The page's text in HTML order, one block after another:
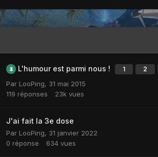
L'humour est parmi nous ! 1 2
Par LooPing, 31 mai 2015
119 réponses 23k vues
J'ai fait la 3e dose
Par LooPing, 31 janvier 2022
0 réponse 634 vues